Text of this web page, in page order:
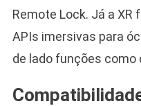
Remote Lock. Já a
APIs imersivas para
de lado funções como